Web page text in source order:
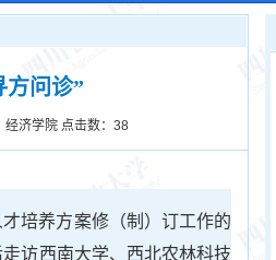
方问诊”
济学院 点击数： 38
培养方案修（制）订工作的
走访西南大学、西北农林科技